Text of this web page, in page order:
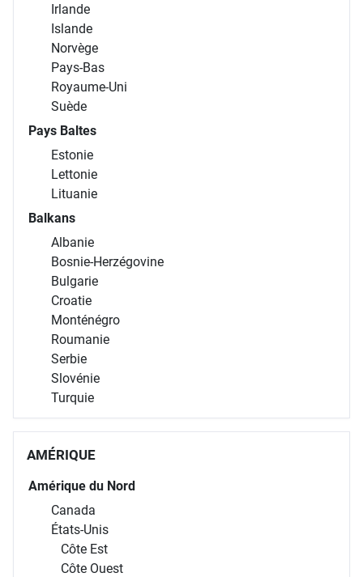
Irlande
Islande
Norvège
Pays-Bas
Royaume-Uni
Suède
Pays Baltes
Estonie
Lettonie
Lituanie
Balkans
Albanie
Bosnie-Herzégovine
Bulgarie
Croatie
Monténégro
Roumanie
Serbie
Slovénie
Turquie
AMÉRIQUE
Amérique du Nord
Canada
États-Unis
Côte Est
Côte Ouest